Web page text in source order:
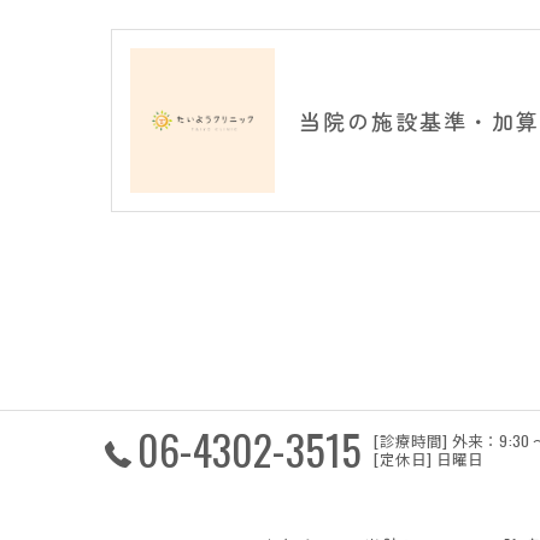
当院の施設基準・加
06-4302-3515 [診療時間] 外来：9:30
[定休日] 日曜日